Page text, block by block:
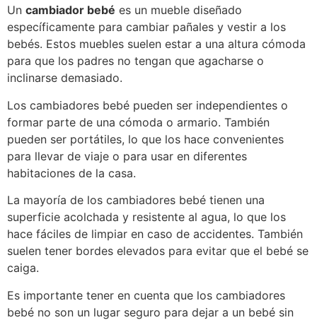
Un cambiador bebé es un mueble diseñado
específicamente para cambiar pañales y vestir a los
bebés. Estos muebles suelen estar a una altura cómoda
para que los padres no tengan que agacharse o
inclinarse demasiado.
Los cambiadores bebé pueden ser independientes o
formar parte de una cómoda o armario. También
pueden ser portátiles, lo que los hace convenientes
para llevar de viaje o para usar en diferentes
habitaciones de la casa.
La mayoría de los cambiadores bebé tienen una
superficie acolchada y resistente al agua, lo que los
hace fáciles de limpiar en caso de accidentes. También
suelen tener bordes elevados para evitar que el bebé se
caiga.
Es importante tener en cuenta que los cambiadores
bebé no son un lugar seguro para dejar a un bebé sin